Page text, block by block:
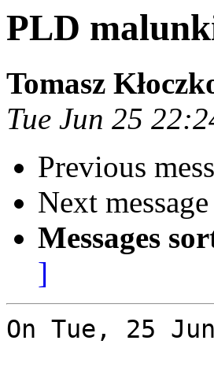
PLD
Tomasz
Tue Jun 25
Previous
Next
Messages
]
On Tue, 25